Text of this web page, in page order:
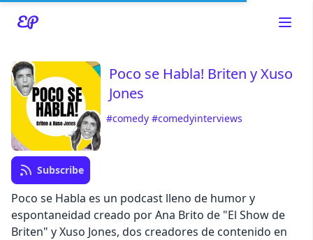
Read about our content policieshere
Poco se Habla! Briten y Xuso
Jones
#comedy #comedyinterviews
Subscribe
Poco se Habla es un podcast lleno de humor y
espontaneidad creado por Ana Brito de "El Show de
Briten" y Xuso Jones, dos creadores de contenido en